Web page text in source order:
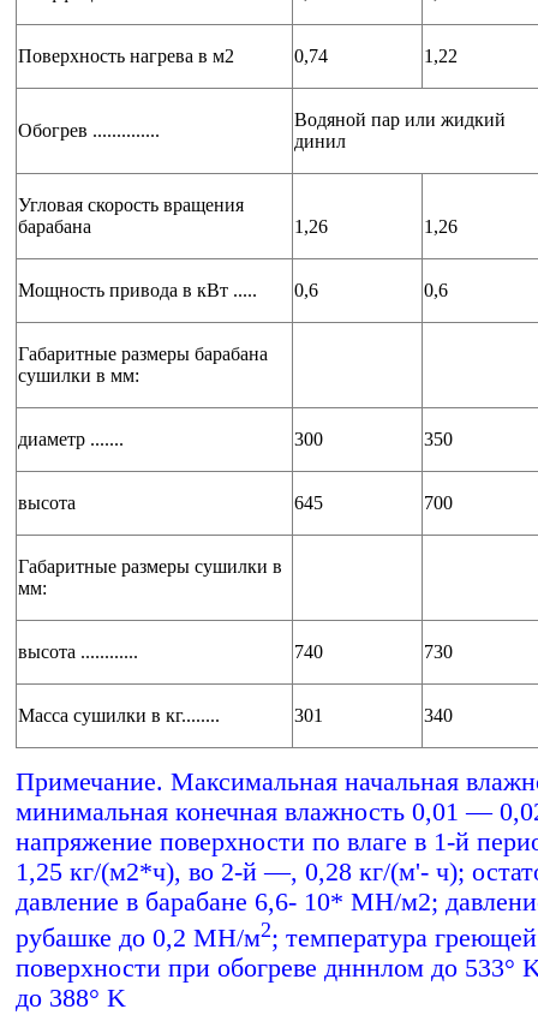
Поверхность нагрева в м2 0,74 1,22
Обогрев ..............
Водяной пар или жидкий
динил
Угловая скорость вращения
барабана
1,26 1,26
Мощность привода в кВт ..... 0,6 0,6
Габаритные размеры барабана
сушилки в мм:
диаметр ....... 300 350
высота 645 700
Габаритные размеры сушилки в
мм:
высота ............ 740 730
Масса сушилки в кг........ 301 340
Примечание. Максимальная начальная
минимальная конечная влажность 0,01 —
напряжение поверхности по влаге в 1-й
1,25 кг/(м2*ч), во 2-й —, 0,28 кг/(м'- ч);
давление в барабане 6,6- 10* МН/м2;
рубашке до 0,2 МН/м2; температура греющей
поверхности при обогреве днннлом до 533°
до 388° K